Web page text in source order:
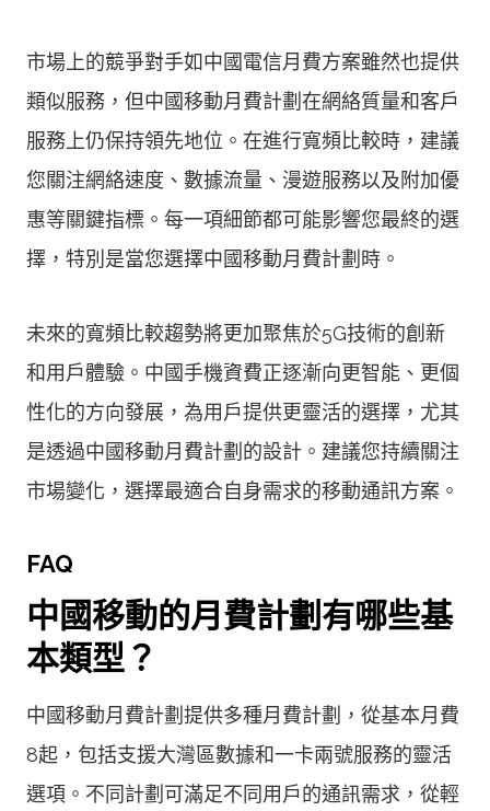
市場上的競爭對手如中國電信月費方案雖然也提供
類似服務，但中國移動月費計劃在網絡質量和客戶
服務上仍保持領先地位。在進行寬頻比較時，建議
您關注網絡速度、數據流量、漫遊服務以及附加優
惠等關鍵指標。每一項細節都可能影響您最終的選
擇，特別是當您選擇中國移動月費計劃時。
未來的寬頻比較趨勢將更加聚焦於5G技術的創新
和用戶體驗。中國手機資費正逐漸向更智能、更個
性化的方向發展，為用戶提供更靈活的選擇，尤其
是透過中國移動月費計劃的設計。建議您持續關注
市場變化，選擇最適合自身需求的移動通訊方案。
FAQ
中國移動的月費計劃有哪些基
本類型？
中國移動月費計劃提供多種月費計劃，從基本月費
8起，包括支援大灣區數據和一卡兩號服務的靈活
選項。不同計劃可滿足不同用戶的通訊需求，從輕